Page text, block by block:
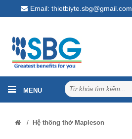
Email: thietbiyte.sbg@gmail.com
/ Hệ thống thở Mapleson